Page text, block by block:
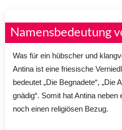
Namensbedeutung
Was für ein hübscher und
Antina ist eine friesische
bedeutet „Die Begnadete“, „Die
gnädig“. Somit hat Antina
noch einen religiösen Bezug.